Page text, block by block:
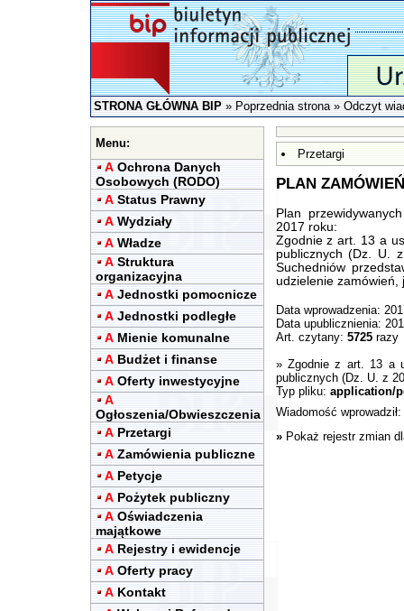
STRONA GŁÓWNA BIP»Poprzednia strona» Odczyt
Menu:
A Ochrona Danych
Osobowych (RODO)
A Status Prawny
A Wydziały
A Władze
A Struktura
organizacyjna
A Jednostki pomocnicze
A Jednostki podległe
A Mienie komunalne
A Budżet i finanse
A Oferty inwestycyjne
A
Ogłoszenia/Obwieszczenia
A Przetargi
A Zamówienia publiczne
A Petycje
A Pożytek publiczny
A Oświadczenia
majątkowe
A Rejestry i ewidencje
A Oferty pracy
A Kontakt
Przetargi
PLAN
Plan
2017 roku:
Zgodnie z art. 13 a
publicznych (Dz. U.
Suchedniów
udzielenie zamówień,
Data wprowadzenia:
Data upublicznienia:
Art. czytany: 5725razy
» Zgodnie z art. 13 a
publicznych (Dz. U. z
Typ pliku: application/
Wiadomość wprowadził:
» Pokaż rejestr zmian